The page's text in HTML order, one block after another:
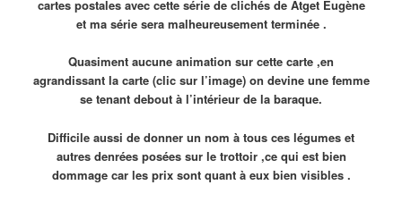
cartes postales avec cette série de clichés de Atget Eugène
et ma série sera malheureusement terminée .
Quasiment aucune animation sur cette carte ,en
agrandissant la carte (clic sur l’image) on devine une femme
se tenant debout à l’intérieur de la baraque.
Difficile aussi de donner un nom à tous ces légumes et
autres denrées posées sur le trottoir ,ce qui est bien
dommage car les prix sont quant à eux bien visibles .